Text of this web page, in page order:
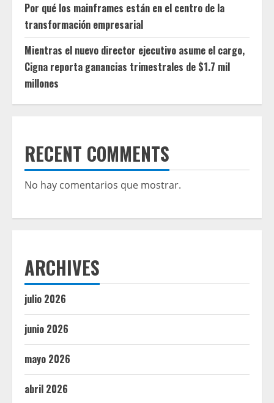
Por qué los mainframes están en el centro de la
transformación empresarial
Mientras el nuevo director ejecutivo asume el cargo,
Cigna reporta ganancias trimestrales de $1.7 mil
millones
RECENT COMMENTS
No hay comentarios que mostrar.
ARCHIVES
julio 2026
junio 2026
mayo 2026
abril 2026